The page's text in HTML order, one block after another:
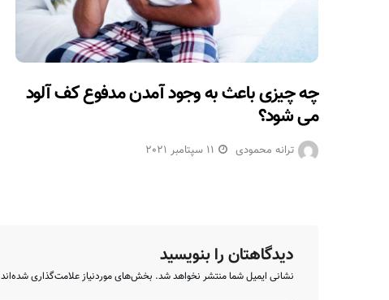
چه چیزی باعث به وجود آمدن مدفوع کف آلود
می شود؟
ترانه محمودی 11 سپتامبر 2021
دیدگاهتان را بنویسید
نشانی ایمیل شما منتشر نخواهد شد. بخش‌های موردنیاز علامت‌گذاری شده‌اند